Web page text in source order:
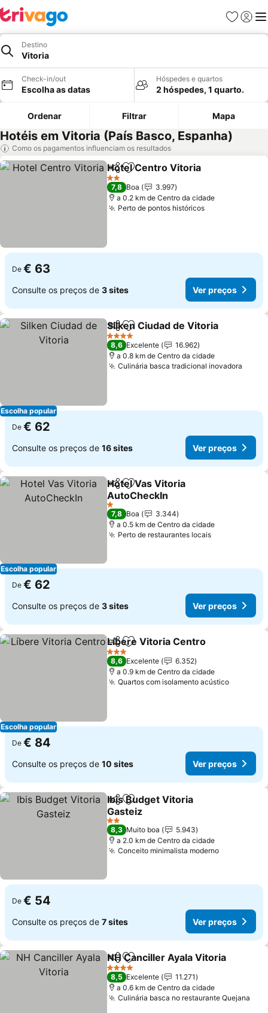
Favoritos
Iniciar
Destino
Vitoria
Check-in/out
Escolha as datas
Hóspedes e quartos
2 hóspedes, 1 quarto.
Ordenar Filtrar Mapa
Hotéis em Vitoria (País Basco, Espanha)
Como os pagamentos influenciam os resultados
PartilharAdicionar aos favoritos
Hotel Centro Vitoria
2 Estrelas
7,8 Boa
3.997
a 0.2 km de Centro da cidade
Perto de pontos históricos
De € 63
Consulte os preços de 3 sites Ver preços
Escolha popular
PartilharAdicionar aos favoritos
Silken Ciudad de Vitoria
4 Estrelas
8,6 Excelente
16.962
a 0.8 km de Centro da cidade
Culinária basca tradicional inovadora
De € 62
Consulte os preços de 16 sites Ver preços
Escolha popular
PartilharAdicionar aos favoritos
Hotel Vas Vitoria
AutoCheckIn
1 Estrelas
7,8 Boa
3.344
a 0.5 km de Centro da cidade
Perto de restaurantes locais
De € 62
Consulte os preços de 3 sites Ver preços
Escolha popular
PartilharAdicionar aos favoritos
Líbere Vitoria Centro
3 Estrelas
8,6 Excelente
6.352
a 0.9 km de Centro da cidade
Quartos com isolamento acústico
De € 84
Consulte os preços de 10 sites Ver preços
PartilharAdicionar aos favoritos
Ibis Budget Vitoria
Gasteiz
2 Estrelas
8,3 Muito boa
5.943
a 2.0 km de Centro da cidade
Conceito minimalista moderno
De € 54
Consulte os preços de 7 sites Ver preços
PartilharAdicionar aos favoritos
NH Canciller Ayala Vitoria
4 Estrelas
8,5 Excelente
11.271
a 0.6 km de Centro da cidade
Culinária basca no restaurante Quejana